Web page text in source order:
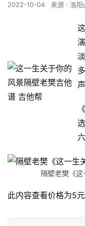
2022-10-04 来源 : 洛阳
隔壁老樊《
此内容查看价格为5